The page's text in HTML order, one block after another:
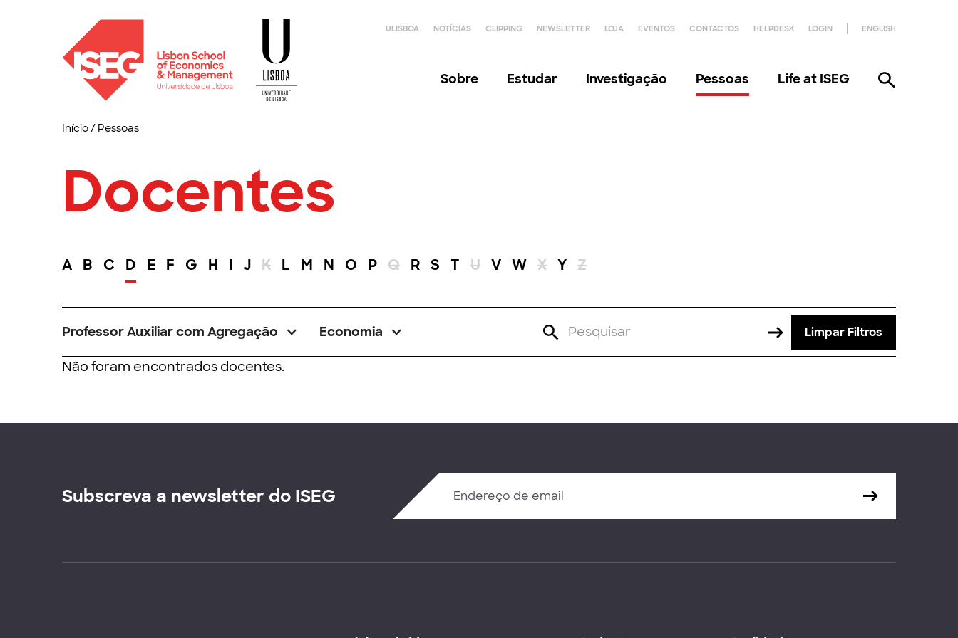
ULISBOA NOTÍCIAS CLIPPING NEWSLETTER LOJA EVENTOS CONTACTOS HELPDESK LOGIN ENGLISH
Sobre Estudar Investigação Pessoas Life at ISEG
Início/ Pessoas
Docentes
A B C D E F G H I J K L M N O P Q R S T U V W X Y Z
Professor Auxiliar com Agregação Economia Limpar Filtros
Não foram encontrados docentes.
Subscreva a newsletter do ISEG